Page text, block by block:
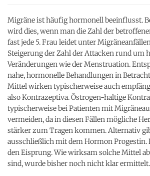
Migräne ist häufig hormonell beeinflusst.
wird dies, wenn man die Zahl der
fast jede 5. Frau leidet unter
Steigerung der Zahl der Attacken rund um
Veränderungen wie der Menstruation.
nahe, hormonelle Behandlungen in
Mittel wirken typischerweise auch
also Kontrazeptiva. Östrogen-haltige
typischerweise bei Patienten mit
vermeiden, da in diesen Fällen mögliche
stärker zum Tragen kommen. Alternativ
ausschließlich mit dem Hormon
den Eisprung. Wie wirksam solche Mittel
sind, wurde bisher noch nicht klar ermittelt.